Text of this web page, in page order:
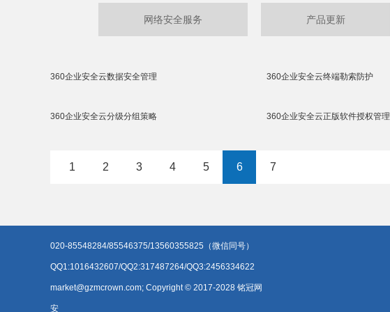
网络安全服务 产品更新
360企业安全云数据安全管理 360企业安全云终端勒索防护
360企业安全云分级分组策略 360企业安全云正版软件授权管理
1 2 3 4 5 6 7
020-85548284/85546375/13560355825（微信同号）
QQ1:1016432607/QQ2:317487264/QQ3:2456334622
market@gzmcrown.com; Copyright © 2017-2028 铭冠网
安